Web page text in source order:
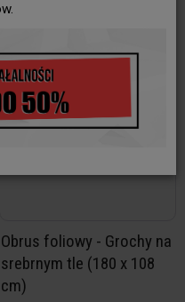
Obrus foliowy - Grochy na
srebrnym tle (180 x 108
cm)